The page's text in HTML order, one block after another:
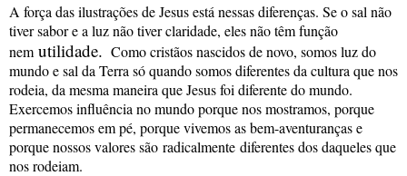
A força das ilustrações de Jesus está nessas diferenças. Se o sal não
tiver sabor e a luz não tiver claridade, eles não têm função
nem utilidade. Como cristãos nascidos de novo, somos luz do
mundo e sal da Terra só quando somos diferentes da cultura que nos
rodeia, da mesma maneira que Jesus foi diferente do mundo.
Exercemos influência no mundo porque nos mostramos, porque
permanecemos em pé, porque vivemos as bem-aventuranças e
porque nossos valores são radicalmente diferentes dos daqueles que
nos rodeiam.